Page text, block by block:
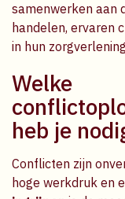
samenwerken aan
handelen, ervaren
in hun
Welke
heb je
Conflicten zijn
hoge werkdruk en